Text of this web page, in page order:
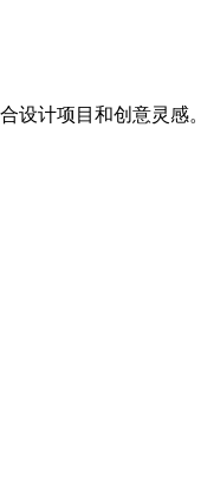
设计项目和创意灵感。